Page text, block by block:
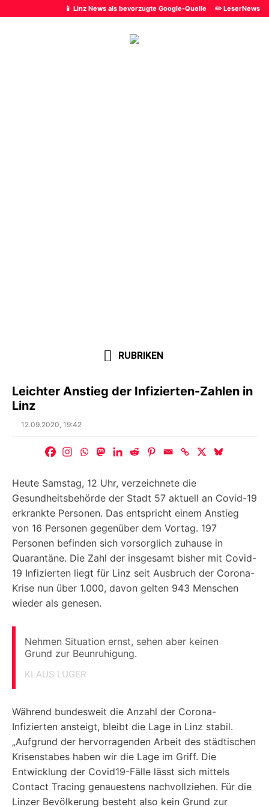
📱 Linz News als bevorzugte Google-Quelle ✏️ LeserNews
RUBRIKEN
Leichter Anstieg der Infizierten-Zahlen in
Linz
Posted
12.09.2020, 19:42
Heute Samstag, 12 Uhr, verzeichnete die
Gesundheitsbehörde der Stadt 57 aktuell an Covid-19
erkrankte Personen. Das entspricht einem Anstieg
von 16 Personen gegenüber dem Vortag. 197
Personen befinden sich vorsorglich zuhause in
Quarantäne. Die Zahl der insgesamt bisher mit Covid-
19 Infizierten liegt für Linz seit Ausbruch der Corona-
Krise nun über 1.000, davon gelten 943 Menschen
wieder als genesen.
Nehmen Situation ernst, sehen aber keinen
Grund zur Beunruhigung.
KLAUS LUGER
Während bundesweit die Anzahl der Corona-
Infizierten ansteigt, bleibt die Lage in Linz stabil.
„Aufgrund der hervorragenden Arbeit des städtischen
Krisenstabes haben wir die Lage im Griff. Die
Entwicklung der Covid19-Fälle lässt sich mittels
Contact Tracing genauestens nachvollziehen. Für die
Linzer Bevölkerung besteht also kein Grund zur